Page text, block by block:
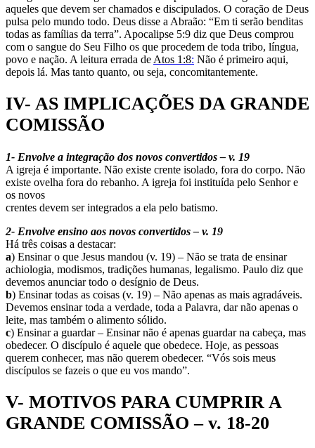
aqueles que devem ser chamados e discipulados. O coração de Deus
pulsa pelo mundo todo. Deus disse a Abraão: “Em ti serão benditas
todas as famílias da terra”. Apocalipse 5:9 diz que Deus comprou
com o sangue do Seu Filho os que procedem de toda tribo, língua,
povo e nação. A leitura errada de Atos 1:8: Não é primeiro aqui,
depois lá. Mas tanto quanto, ou seja, concomitantemente.
IV- AS IMPLICAÇÕES DA GRANDE
COMISSÃO
1- Envolve a integração dos novos convertidos – v. 19
A igreja é importante. Não existe crente isolado, fora do corpo. Não
existe ovelha fora do rebanho. A igreja foi instituída pelo Senhor e
os novos
crentes devem ser integrados a ela pelo batismo.
2- Envolve ensino aos novos convertidos – v. 19
Há três coisas a destacar:
a) Ensinar o que Jesus mandou (v. 19) – Não se trata de ensinar
achiologia, modismos, tradições humanas, legalismo. Paulo diz que
devemos anunciar todo o desígnio de Deus.
b) Ensinar todas as coisas (v. 19) – Não apenas as mais agradáveis.
Devemos ensinar toda a verdade, toda a Palavra, dar não apenas o
leite, mas também o alimento sólido.
c) Ensinar a guardar – Ensinar não é apenas guardar na cabeça, mas
obedecer. O discípulo é aquele que obedece. Hoje, as pessoas
querem conhecer, mas não querem obedecer. “Vós sois meus
discípulos se fazeis o que eu vos mando”.
V- MOTIVOS PARA CUMPRIR A
GRANDE COMISSÃO – v. 18-20